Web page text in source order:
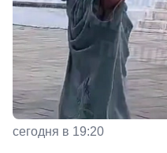
сегодня в 19:20